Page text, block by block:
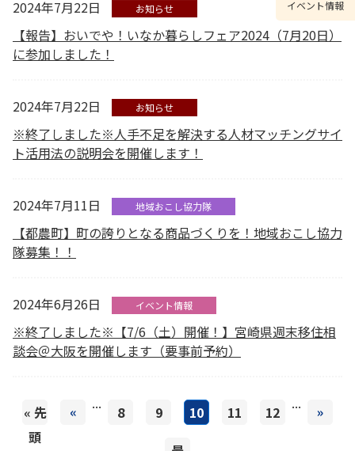
2024年7月22日 お知らせ
【報告】おいでや！いなか暮らしフェア2024（7月20日）
に参加しました！
2024年7月22日 お知らせ
※終了しました※人手不足を解決する人材マッチングサイ
ト活用法の説明会を開催します！
2024年7月11日 地域おこし協力隊
【都農町】町の誇りとなる商品づくりを！地域おこし協力
隊募集！！
2024年6月26日 イベント情報
※終了しました※【7/6（土）開催！】宮崎県週末移住相
談会＠大阪を開催します（要事前予約）
« 先
頭
« ... 8 9 10 11 12 ... »
イベント情報